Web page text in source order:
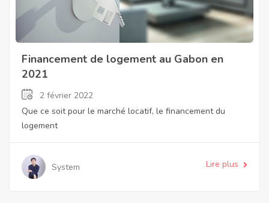
Financement de logement au Gabon en
2021
2 février 2022
Que ce soit pour le marché locatif, le financement du
logement
System Lire plus